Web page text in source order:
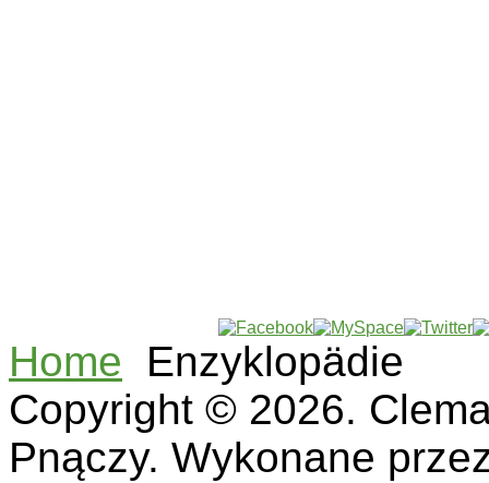
Home
Enzyklopädie
Copyright © 2026.
Pnączy. Wykonane